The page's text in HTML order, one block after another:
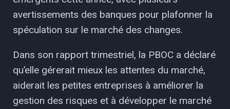
avertissements des banques pour plafonner la
spéculation sur le marché des changes.
Dans son rapport trimestriel, la PBOC a déclaré
qu’elle gérerait mieux les attentes du marché,
aiderait les petites entreprises à améliorer la
gestion des risques et à développer le marché